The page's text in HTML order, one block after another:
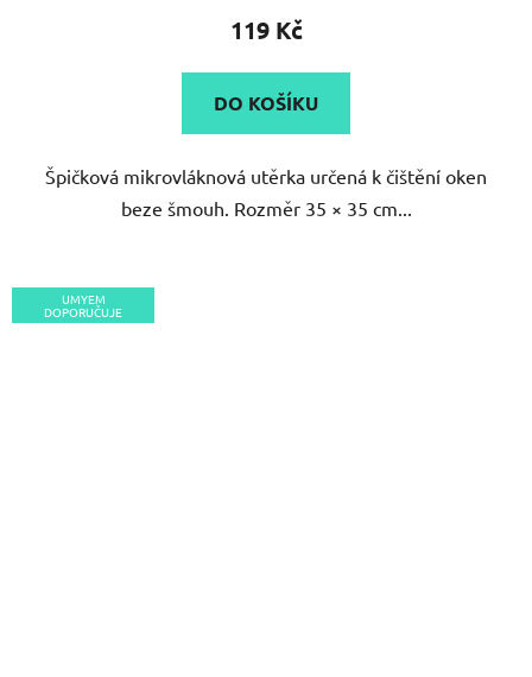
produktu
5,0
z
hvězdiček.
119 Kč
DO KOŠÍKU
Špičková mikrovláknová utěrka určená k čištění oken
beze šmouh. Rozměr 35 × 35 cm...
UMYEM
DOPORUČUJE